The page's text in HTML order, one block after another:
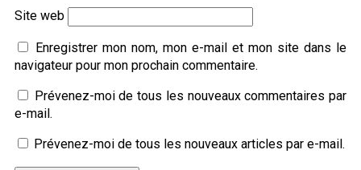
Site web
Enregistrer mon nom, mon e-mail et mon site dans le
navigateur pour mon prochain commentaire.
Prévenez-moi de tous les nouveaux commentaires par
e-mail.
Prévenez-moi de tous les nouveaux articles par e-mail.